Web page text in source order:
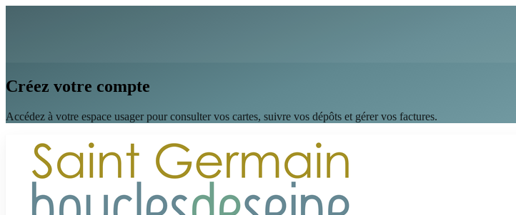
Créez votre compte
Accédez à votre espace usager pour consulter vos cartes, suivre vos dépôts et gérer vos factures.